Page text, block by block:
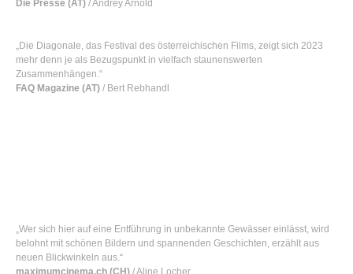
Die Presse (AT) / Andrey Arnold
„Die Diagonale, das Festival des österreichischen Films, zeigt sich 2023
mehr denn je als Bezugspunkt in vielfach staunenswerten
Zusammenhängen.“
FAQ Magazine (AT) / Bert Rebhandl
„Wer sich hier auf eine Entführung in unbekannte Gewässer einlässt, wird
belohnt mit schönen Bildern und spannenden Geschichten, erzählt aus
neuen Blickwinkeln aus.“
maximumcinema.ch (CH) / Aline Locher